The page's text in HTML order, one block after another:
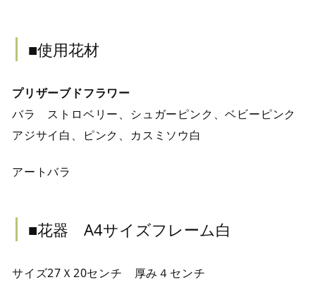
■使用花材
プリザーブドフラワー
バラ ストロベリー、シュガーピンク、ベビーピンク
アジサイ白、ピンク、カスミソウ白
アートバラ
■花器 A4サイズフレーム白
サイズ27Ｘ20センチ 厚み４センチ